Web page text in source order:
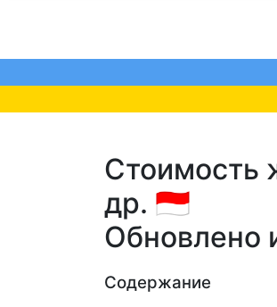
Стоимость
др. 🇮🇩
Обновлено
Содержание